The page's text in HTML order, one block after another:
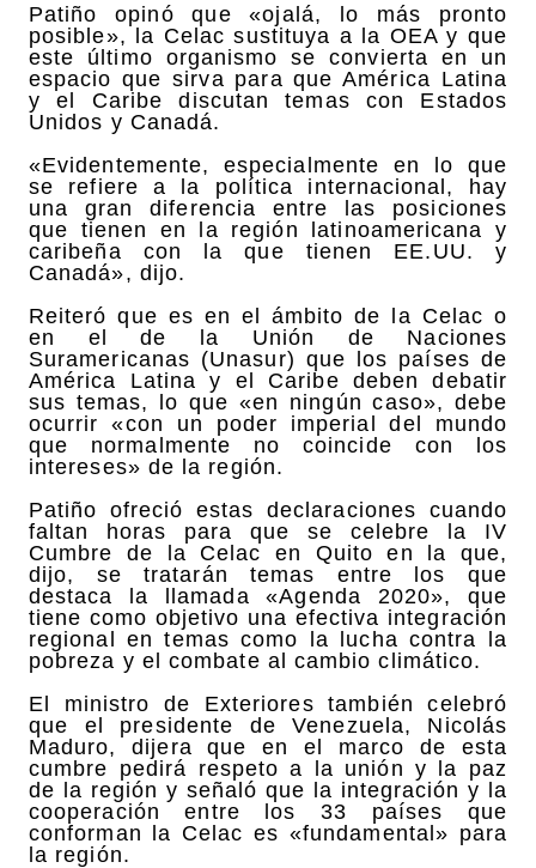
Patiño opinó que «ojalá, lo más pronto
posible», la Celac sustituya a la OEA y que
este último organismo se convierta en un
espacio que sirva para que América Latina
y el Caribe discutan temas con Estados
Unidos y Canadá.
«Evidentemente, especialmente en lo que
se refiere a la política internacional, hay
una gran diferencia entre las posiciones
que tienen en la región latinoamericana y
caribeña con la que tienen EE.UU. y
Canadá», dijo.
Reiteró que es en el ámbito de la Celac o
en el de la Unión de Naciones
Suramericanas (Unasur) que los países de
América Latina y el Caribe deben debatir
sus temas, lo que «en ningún caso», debe
ocurrir «con un poder imperial del mundo
que normalmente no coincide con los
intereses» de la región.
Patiño ofreció estas declaraciones cuando
faltan horas para que se celebre la IV
Cumbre de la Celac en Quito en la que,
dijo, se tratarán temas entre los que
destaca la llamada «Agenda 2020», que
tiene como objetivo una efectiva integración
regional en temas como la lucha contra la
pobreza y el combate al cambio climático.
El ministro de Exteriores también celebró
que el presidente de Venezuela, Nicolás
Maduro, dijera que en el marco de esta
cumbre pedirá respeto a la unión y la paz
de la región y señaló que la integración y la
cooperación entre los 33 países que
conforman la Celac es «fundamental» para
la región.